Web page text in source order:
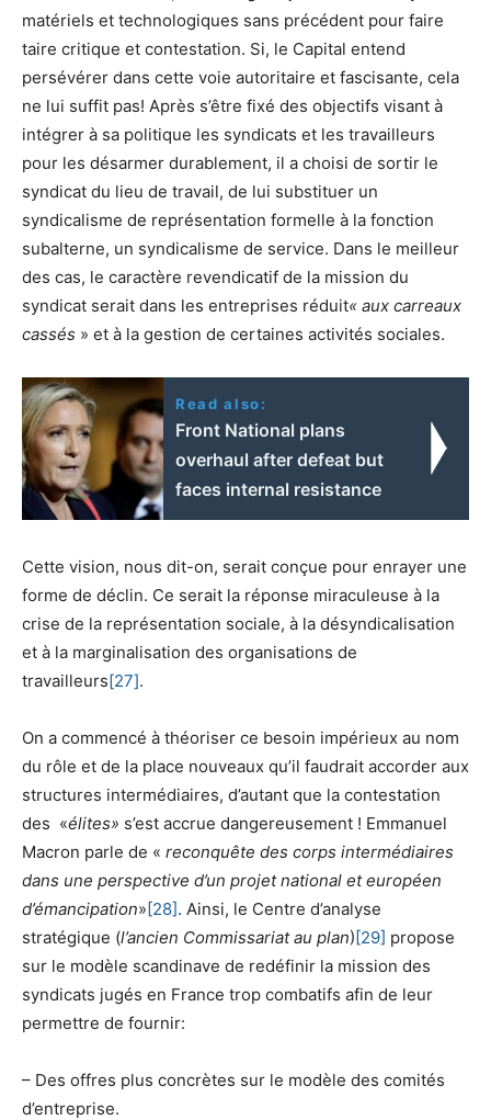
matériels et technologiques sans précédent pour faire
taire critique et contestation. Si, le Capital entend
persévérer dans cette voie autoritaire et fascisante, cela
ne lui suffit pas! Après s’être fixé des objectifs visant à
intégrer à sa politique les syndicats et les travailleurs
pour les désarmer durablement, il a choisi de sortir le
syndicat du lieu de travail, de lui substituer un
syndicalisme de représentation formelle à la fonction
subalterne, un syndicalisme de service. Dans le meilleur
des cas, le caractère revendicatif de la mission du
syndicat serait dans les entreprises réduit« aux carreaux
cassés » et à la gestion de certaines activités sociales.
Read also:
Front National plans
overhaul after defeat but
faces internal resistance
Cette vision, nous dit-on, serait conçue pour enrayer une
forme de déclin. Ce serait la réponse miraculeuse à la
crise de la représentation sociale, à la désyndicalisation
et à la marginalisation des organisations de
travailleurs[27].
On a commencé à théoriser ce besoin impérieux au nom
du rôle et de la place nouveaux qu’il faudrait accorder aux
structures intermédiaires, d’autant que la contestation
des «élites» s’est accrue dangereusement ! Emmanuel
Macron parle de « reconquête des corps intermédiaires
dans une perspective d’un projet national et européen
d’émancipation»[28]. Ainsi, le Centre d’analyse
stratégique (l’ancien Commissariat au plan)[29] propose
sur le modèle scandinave de redéfinir la mission des
syndicats jugés en France trop combatifs afin de leur
permettre de fournir:
– Des offres plus concrètes sur le modèle des comités
d’entreprise.